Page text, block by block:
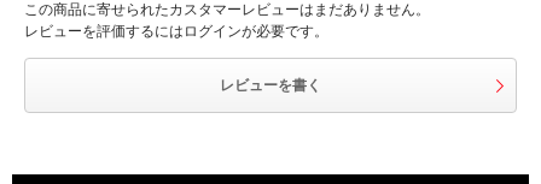
この商品に寄せられたカスタマーレビューはまだありません。
レビューを評価するにはログインが必要です。
レビューを書く